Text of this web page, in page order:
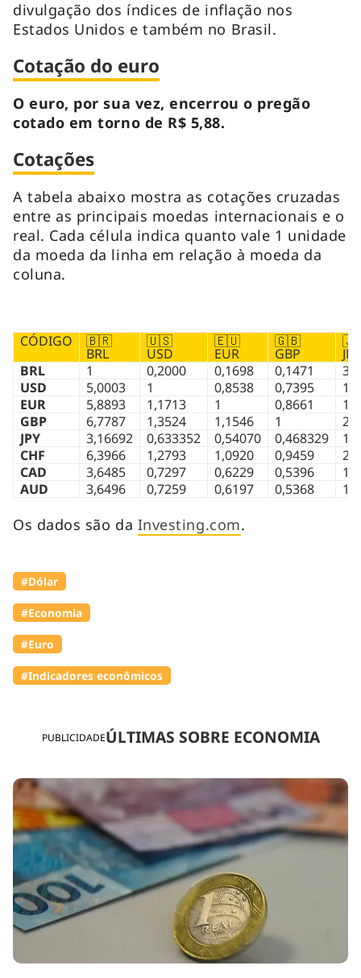
PUBLICIDADEÚLTIMAS SOBRE ECONOMIA
divulgação dos índices de inflação nos
Estados Unidos e também no Brasil.
Cotação do euro
O euro, por sua vez, encerrou o pregão
cotado em torno de R$ 5,88.
Cotações
A tabela abaixo mostra as cotações cruzadas
entre as principais moedas internacionais e o
real. Cada célula indica quanto vale 1 unidade
da moeda da linha em relação à moeda da
coluna.
CÓDIGO 🇧🇷
BRL
🇺🇸
USD
🇪🇺
EUR
🇬🇧
GBP
JPY
BRL
1 0,2000 0,1698 0,1471
USD
5,0003 1 0,8538 0,7395
EUR
5,8893 1,1713 1 0,8661
GBP
6,7787 1,3524 1,1546 1
JPY
3,16692 0,633352 0,54070 0,468329
1
CHF
6,3966 1,2793 1,0920 0,9459
CAD
3,6485 0,7297 0,6229 0,5396
AUD
3,6496 0,7259 0,6197 0,5368
Os dados são da Investing.com.
#Dólar
#Economia
#Euro
#Indicadores econômicos